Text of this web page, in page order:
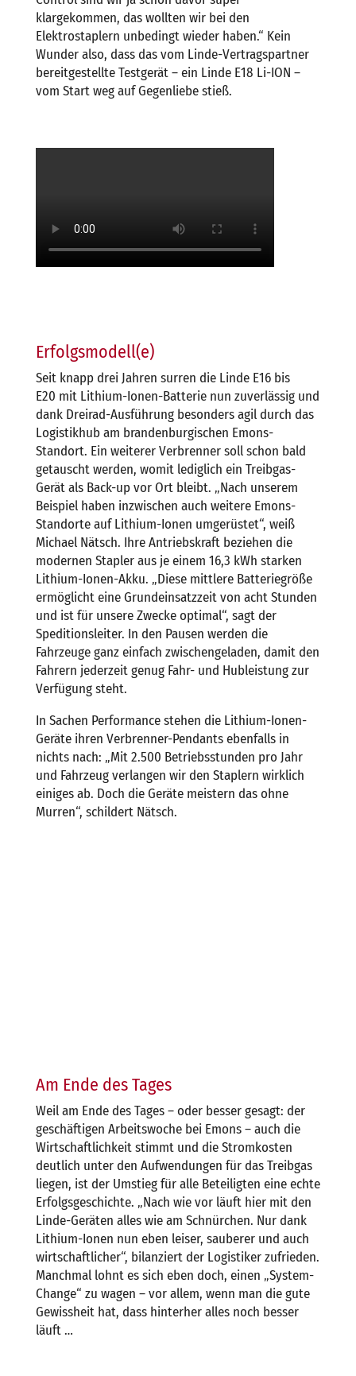
klargekommen, das wollten wir bei den
Elektrostaplern unbedingt wieder haben.“ Kein
Wunder also, dass das vom Linde-Vertragspartner
bereitgestellte Testgerät – ein Linde E18 Li-ION –
vom Start weg auf Gegenliebe stieß.
Erfolgsmodell(e)
Seit knapp drei Jahren surren die Linde E16 bis
E20 mit Lithium-Ionen-Batterie nun zuverlässig und
dank Dreirad-Ausführung besonders agil durch das
Logistikhub am brandenburgischen Emons-
Standort. Ein weiterer Verbrenner soll schon bald
getauscht werden, womit lediglich ein Treibgas-
Gerät als Back-up vor Ort bleibt. „Nach unserem
Beispiel haben inzwischen auch weitere Emons-
Standorte auf Lithium-Ionen umgerüstet“, weiß
Michael Nätsch. Ihre Antriebskraft beziehen die
modernen Stapler aus je einem 16,3 kWh starken
Lithium-Ionen-Akku. „Diese mittlere Batteriegröße
ermöglicht eine Grundeinsatzzeit von acht Stunden
und ist für unsere Zwecke optimal“, sagt der
Speditionsleiter. In den Pausen werden die
Fahrzeuge ganz einfach zwischengeladen, damit den
Fahrern jederzeit genug Fahr- und Hubleistung zur
Verfügung steht.
In Sachen Performance stehen die Lithium-Ionen-
Geräte ihren Verbrenner-Pendants ebenfalls in
nichts nach: „Mit 2.500 Betriebsstunden pro Jahr
und Fahrzeug verlangen wir den Staplern wirklich
einiges ab. Doch die Geräte meistern das ohne
Murren“, schildert Nätsch.
Am Ende des Tages
Weil am Ende des Tages – oder besser gesagt: der
geschäftigen Arbeitswoche bei Emons – auch die
Wirtschaftlichkeit stimmt und die Stromkosten
deutlich unter den Aufwendungen für das Treibgas
liegen, ist der Umstieg für alle Beteiligten eine echte
Erfolgsgeschichte. „Nach wie vor läuft hier mit den
Linde-Geräten alles wie am Schnürchen. Nur dank
Lithium-Ionen nun eben leiser, sauberer und auch
wirtschaftlicher“, bilanziert der Logistiker zufrieden.
Manchmal lohnt es sich eben doch, einen „System-
Change“ zu wagen – vor allem, wenn man die gute
Gewissheit hat, dass hinterher alles noch besser
läuft …